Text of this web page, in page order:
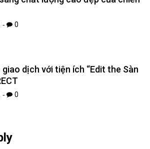
0
dịch với tiện ích “Edit the Sàn
0